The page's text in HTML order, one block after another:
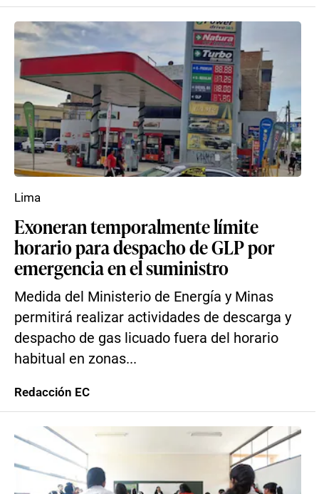
Exoneran temporalmente límite
horario para despacho de GLP por
emergencia en el suministro
Medida del Ministerio de Energía y Minas
permitirá realizar actividades de descarga y
despacho de gas licuado fuera del horario
habitual en zonas...
Lima
Redacción EC